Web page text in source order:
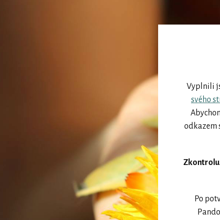
Vyplnili
svého
odkazem
Po